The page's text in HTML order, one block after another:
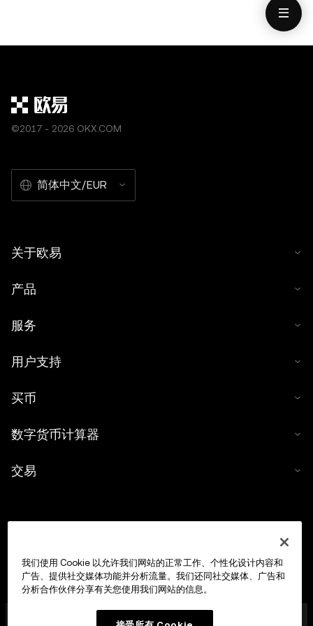
自托管钱包软件服务，让您可以发现并与第三方平台交互，
OKX Web3 钱包无法控制此类第三方平台的服务，也不对
其承担任何责任。并非所有产品均在所有地区提供。OKX
©2017 - 2026 OKX.COM
简体中文/EUR
关于欧易
产品
服务
用户支持
买币
数字货币计算器
交易
我们使用 Cookie 以允许我们网站的正常工作、个性化设计内容和
广告、提供社交媒体功能并分析流量。我们还同社交媒体、广告和
分析合作伙伴分享有关您使用我们网站的信息。